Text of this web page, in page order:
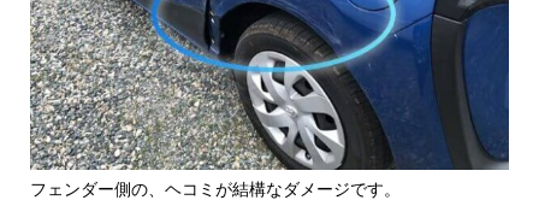
フェンダー側の、ヘコミが結構なダメージです。